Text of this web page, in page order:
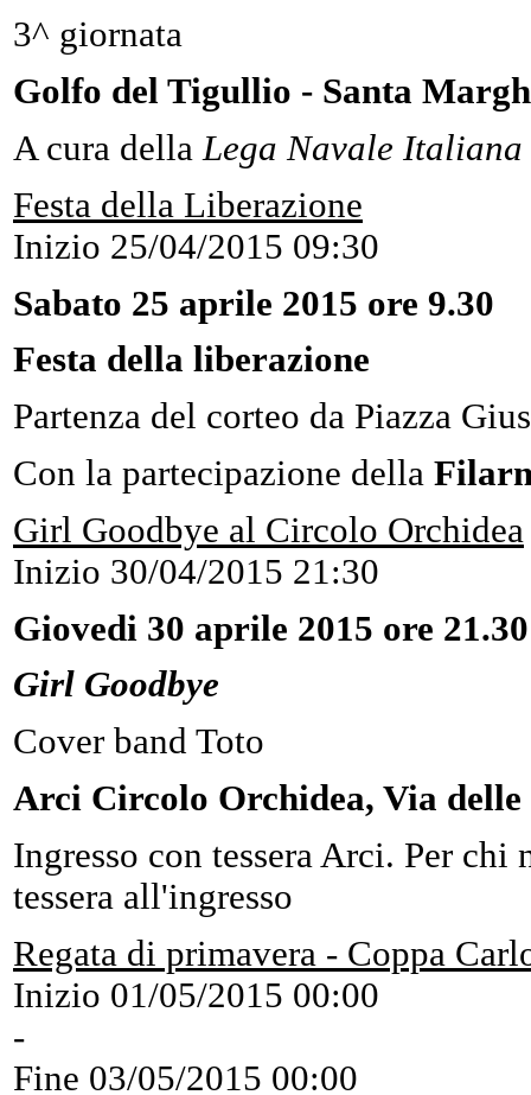
3^ giornata
Golfo del Tigullio - Santa
A cura della Lega Navale
Festa della Liberazione
Inizio 25/04/2015 09:30
Sabato 25 aprile 2015 ore 9.30
Festa della liberazione
Partenza del corteo da Piazza
Con la partecipazione della
Girl Goodbye al Circolo Orchidea
Inizio 30/04/2015 21:30
Giovedi 30 aprile 2015 ore 21.30
Girl Goodbye
Cover band Toto
Arci Circolo Orchidea, Via
Ingresso con tessera Arci. Per
tessera all'ingresso
Regata di primavera - Coppa
Inizio 01/05/2015 00:00
-
Fine 03/05/2015 00:00